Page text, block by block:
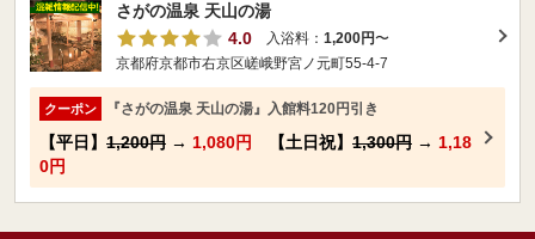
さがの温泉 天山の湯
4.0
入浴料： 1,200円〜
京都府京都市右京区嵯峨野宮ノ元町55-4-7
クーポン 『さがの温泉 天山の湯』入館料120円引き
【平日】 1,200円 → 1,080円 【土日祝】 1,300円 → 1,18
0円